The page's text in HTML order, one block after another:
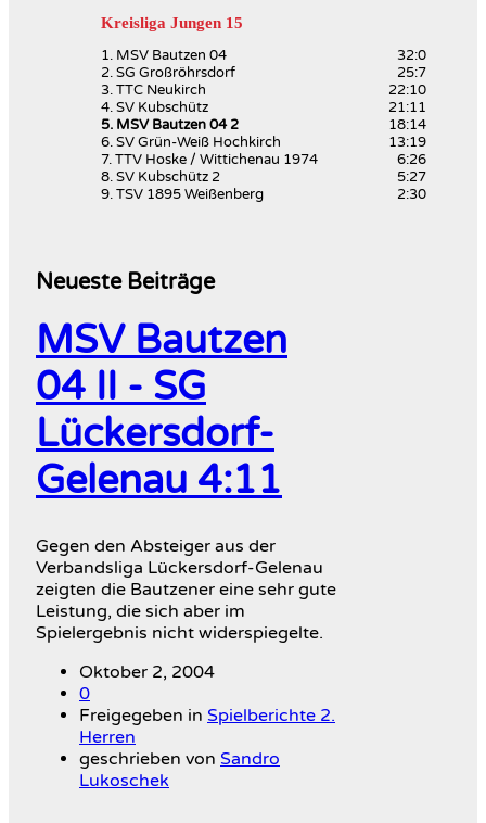
Kreisliga Jungen 15
1. MSV Bautzen 04
32:0
2. SG Großröhrsdorf
25:7
3. TTC Neukirch
22:10
4. SV Kubschütz
21:11
5. MSV Bautzen 04 2
18:14
6. SV Grün-Weiß Hochkirch
13:19
7. TTV Hoske / Wittichenau 1974
6:26
8. SV Kubschütz 2
5:27
9. TSV 1895 Weißenberg
2:30
Neueste Beiträge
MSV Bautzen
04 II - SG
Lückersdorf-
Gelenau 4:11
Gegen den Absteiger aus der
Verbandsliga Lückersdorf-Gelenau
zeigten die Bautzener eine sehr gute
Leistung, die sich aber im
Spielergebnis nicht widerspiegelte.
Oktober 2, 2004
0
Freigegeben in Spielberichte 2.
Herren
geschrieben von Sandro
Lukoschek